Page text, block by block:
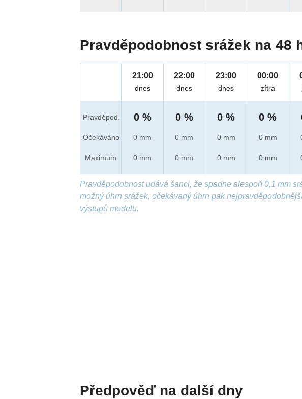
Pravděpodobnost srážek na 48
Pravděpod.
Očekáváno
Maximum
21:00
dnes
0 %
0 mm
0 mm
22:00
dnes
0 %
0 mm
0 mm
23:00
dnes
0 %
0 mm
0 mm
00:00
zítra
0 %
0 mm
0 mm
Pravděpodobnost udává šanci, že spadne alespoň 0,1 mm
možný úhrn srážek, očekávaný úhrn pak
výstupů modelu.
Předpověď na další dny